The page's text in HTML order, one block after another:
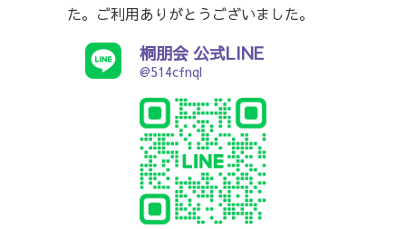
た。ご利用ありがとうございました。
桐朋会 公式LINE
@514cfnql